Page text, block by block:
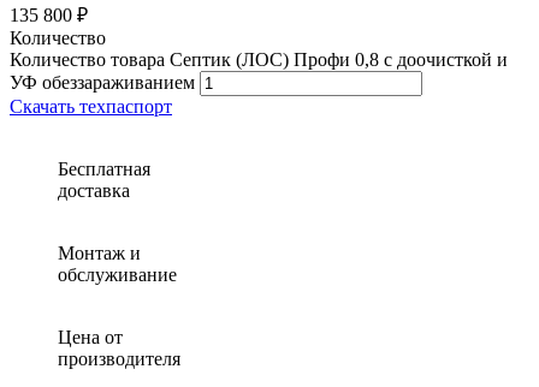
135 800 ₽
Количество
Количество товара Септик (ЛОС) Профи 0,8 с доочисткой и
УФ обеззараживанием
Скачать техпаспорт
Бесплатная
доставка
Монтаж и
обслуживание
Цена от
производителя